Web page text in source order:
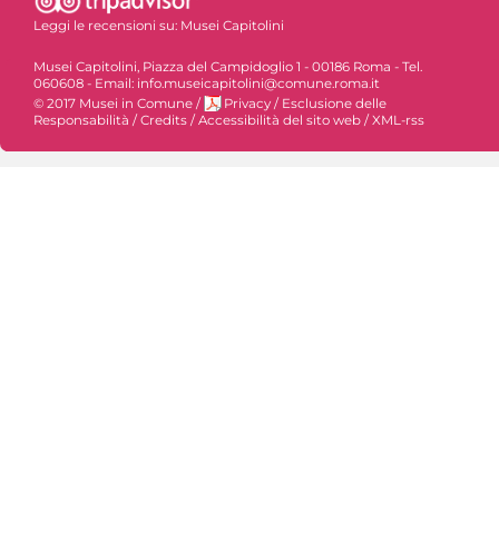
Leggi le recensioni su: Musei Capitolini
Musei Capitolini, Piazza del Campidoglio 1 - 00186 Roma - Tel.
060608 - Email: info.museicapitolini@comune.roma.it
© 2017 Musei in Comune / Privacy / Esclusione delle
Responsabilità / Credits / Accessibilità del sito web / XML-rss